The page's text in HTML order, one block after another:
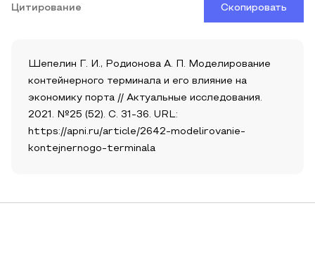
Цитирование Скопировать
Шепелин Г. И., Родионова А. П. Моделирование
контейнерного терминала и его влияние на
экономику порта // Актуальные исследования.
2021. №25 (52). С. 31-36. URL:
https://apni.ru/article/2642-modelirovanie-
kontejnernogo-terminala